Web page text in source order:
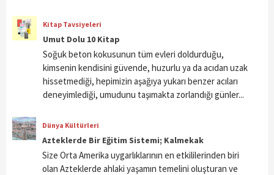
Kitap Tavsiyeleri
Umut Dolu 10 Kitap
Soğuk beton kokusunun tüm evleri doldurduğu,
kimsenin kendisini güvende, huzurlu ya da acıdan uzak
hissetmediği, hepimizin aşağıya yukarı benzer acıları
deneyimlediği, umudunu taşımakta zorlandığı günler...
Dünya Kültürleri
Azteklerde Bir Eğitim Sistemi; Kalmekak
Size Orta Amerika uygarlıklarının en etkililerinden biri
olan Azteklerde ahlaki yaşamın temelini oluşturan ve